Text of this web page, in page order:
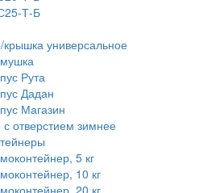
Т-Б
крышка универсальное
Рута
Дадан
Магазин
отверстием зимнее
5 кг
10 кг
20 кг